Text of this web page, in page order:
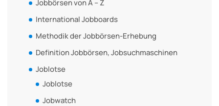
Jobbörsen von A – Z
International Jobboards
Methodik der Jobbörsen-Erhebung
Definition Jobbörsen, Jobsuchmaschinen
Joblotse
Joblotse
Jobwatch